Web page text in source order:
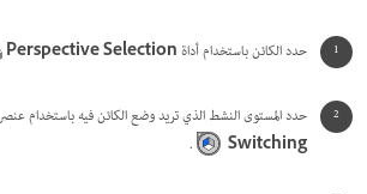
حدد الكائن باستخدام أداةPerspective Selection
حدد المستوى النشط الذي تريد وضع الكائن فيه باستخدام
Switching
.